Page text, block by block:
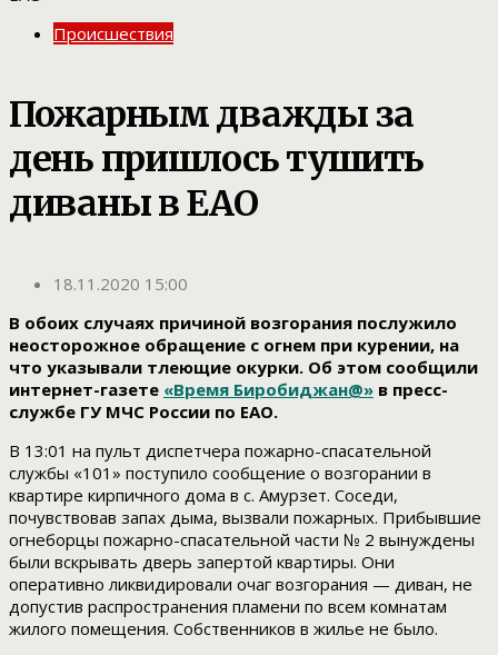
Происшествия
Пожарным дважды за
день пришлось тушить
диваны в ЕАО
18.11.2020 15:00
В обоих случаях причиной возгорания послужило
неосторожное обращение с огнем при курении, на
что указывали тлеющие окурки. Об этом сообщили
интернет-газете «Время Биробиджан@» в пресс-
службе ГУ МЧС России по ЕАО.
В 13:01 на пульт диспетчера пожарно-спасательной
службы «101» поступило сообщение о возгорании в
квартире кирпичного дома в с. Амурзет. Соседи,
почувствовав запах дыма, вызвали пожарных. Прибывшие
огнеборцы пожарно-спасательной части № 2 вынуждены
были вскрывать дверь запертой квартиры. Они
оперативно ликвидировали очаг возгорания — диван, не
допустив распространения пламени по всем комнатам
жилого помещения. Собственников в жилье не было.